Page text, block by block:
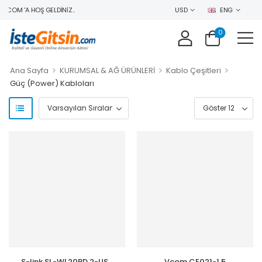
'A HOŞ GELDINIZ.. USD ENG
0
Ana Sayfa > KURUMSAL & AĞ ÜRÜNLERİ > Kablo Çeşitleri >
Güç (Power) Kabloları